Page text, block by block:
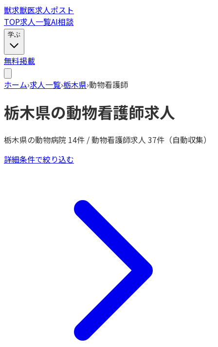
獣求獣医求人ポスト
TOP求人一覧AI相談
学ぶ
無料掲載
ホーム›求人一覧›栃木県›動物看護師
栃木県の動物看護師求人
栃木県の動物病院 14件 /動物看護師求人 37件（自動収集）
詳細条件で絞り込む